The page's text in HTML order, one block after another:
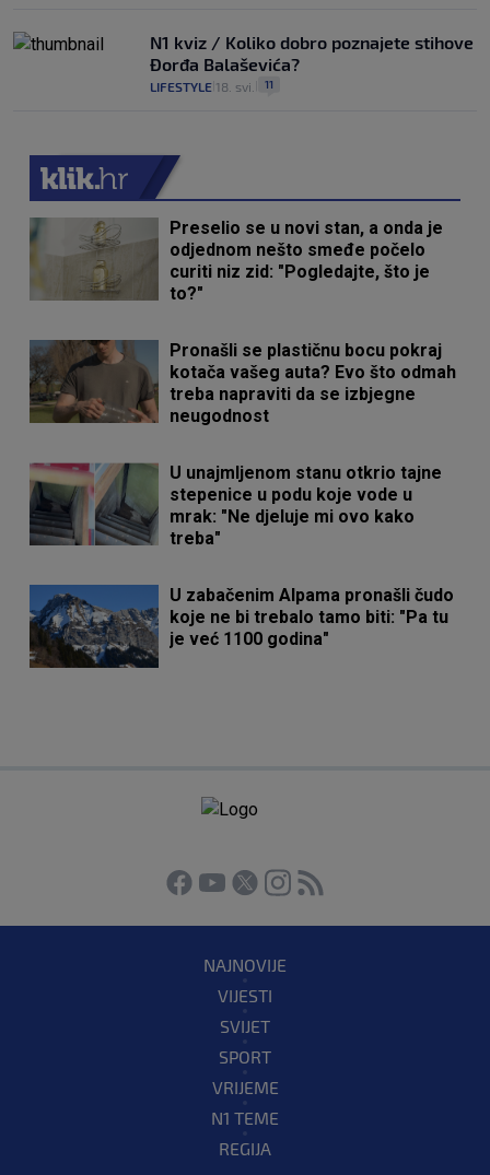
N1 kviz / Koliko dobro poznajete stihove
Đorđa Balaševića?
LIFESTYLE 18. svi. 11
Preselio se u novi stan, a onda je
odjednom nešto smeđe počelo
curiti niz zid: "Pogledajte, što je
to?"
Pronašli se plastičnu bocu pokraj
kotača vašeg auta? Evo što odmah
treba napraviti da se izbjegne
neugodnost
U unajmljenom stanu otkrio tajne
stepenice u podu koje vode u
mrak: "Ne djeluje mi ovo kako
treba"
U zabačenim Alpama pronašli čudo
koje ne bi trebalo tamo biti: "Pa tu
je već 1100 godina"
NAJNOVIJE
VIJESTI
SVIJET
SPORT
VRIJEME
N1 TEME
REGIJA